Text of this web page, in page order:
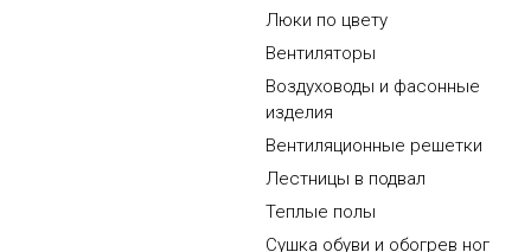
Люки по цвету
Вентиляторы
Воздуховоды и фасонные
изделия
Вентиляционные решетки
Лестницы в подвал
Теплые полы
Сушка обуви и обогрев ног